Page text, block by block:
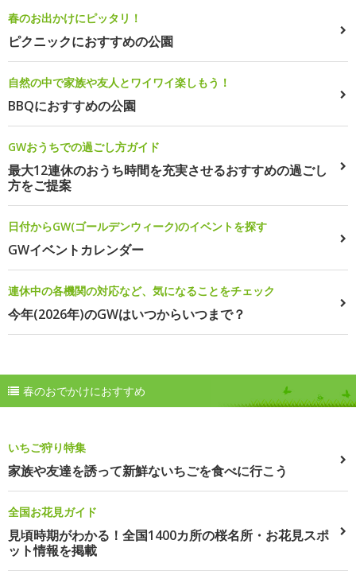
春のお出かけにピッタリ！
ピクニックにおすすめの公園
自然の中で家族や友人とワイワイ楽しもう！
BBQにおすすめの公園
GWおうちでの過ごし方ガイド
最大12連休のおうち時間を充実させるおすすめの過ごし
方をご提案
日付からGW(ゴールデンウィーク)のイベントを探す
GWイベントカレンダー
連休中の各機関の対応など、気になることをチェック
今年(2026年)のGWはいつからいつまで？
春のおでかけにおすすめ
いちご狩り特集
家族や友達を誘って新鮮ないちごを食べに行こう
全国お花見ガイド
見頃時期がわかる！全国1400カ所の桜名所・お花見スポ
ット情報を掲載